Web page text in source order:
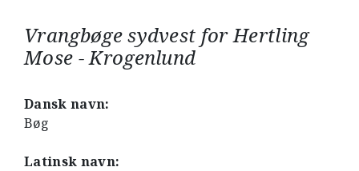
Vrangbøge sydvest for Hertling
Mose - Krogenlund
Dansk navn:
Bøg
Latinsk navn: